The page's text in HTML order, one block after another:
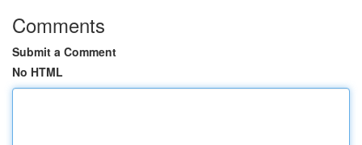
Comments
Submit a Comment
No HTML